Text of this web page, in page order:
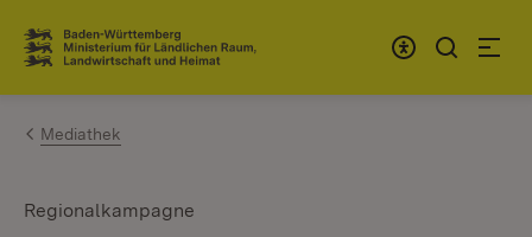
Zum Inhalt springen
Link zur Startseite
Mediathek
Regionalkampagne